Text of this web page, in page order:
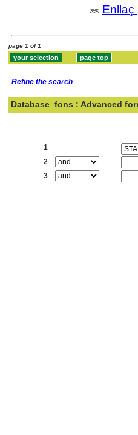
Enllaç
page 1 of 1
Refine the search
Database fons : Advanced
1
2
3